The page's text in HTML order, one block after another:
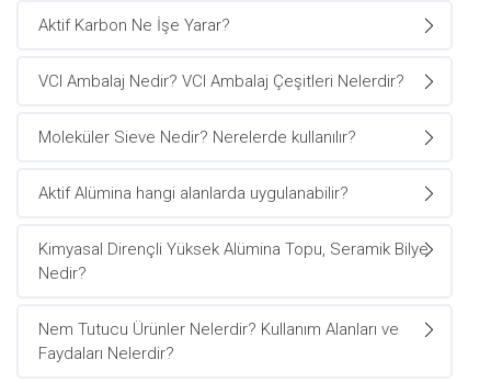
Aktif Karbon Ne İşe Yarar?
VCI Ambalaj Nedir? VCI Ambalaj Çeşitleri Nelerdir?
Moleküler Sieve Nedir? Nerelerde kullanılır?
Aktif Alümina hangi alanlarda uygulanabilir?
Kimyasal Dirençli Yüksek Alümina Topu, Seramik Bilye
Nedir?
Nem Tutucu Ürünler Nelerdir? Kullanım Alanları ve
Faydaları Nelerdir?